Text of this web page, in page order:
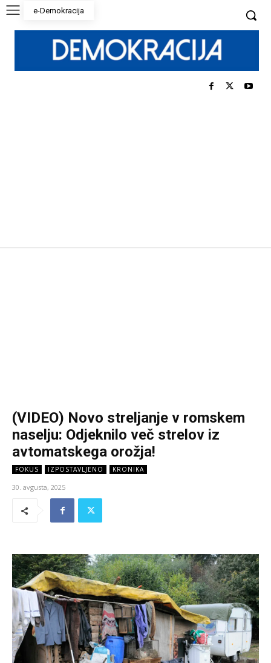
e-Demokracija
(VIDEO) Novo streljanje v romskem
naselju: Odjeknilo več strelov iz
avtomatskega orožja!
FOKUS IZPOSTAVLJENO KRONIKA
30. avgusta, 2025